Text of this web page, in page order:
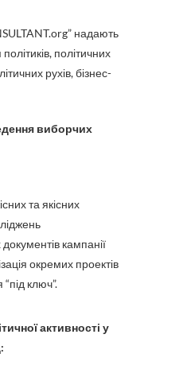
надають
політичних
рухів, бізнес-
виборчих
та якісних
кампанії
окремих проектів
ключ”.
активності у